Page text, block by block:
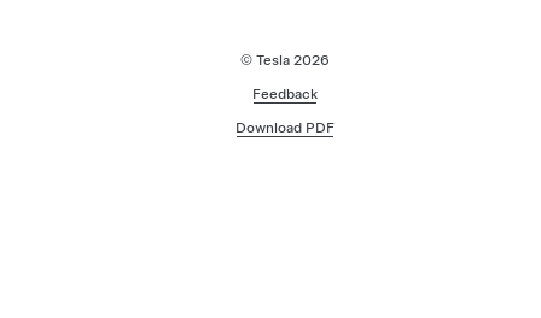
© Tesla 2026
Feedback
Download PDF